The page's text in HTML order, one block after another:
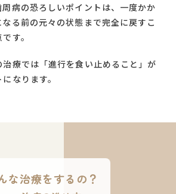
病の恐ろしいポイントは、一度かか
る前の元々の状態まで完全に戻すこ
す。
療では「進行を食い止めること」が
なります。
な治療をするの？